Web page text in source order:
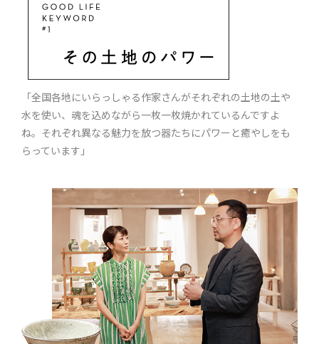
「全国各地にいらっしゃる作家さんがそれぞれの土地の土や
水を使い、魂を込めながら一枚一枚焼かれているんですよ
ね。それぞれ異なる魅力を放つ器たちにパワーと癒やしをも
らっています」